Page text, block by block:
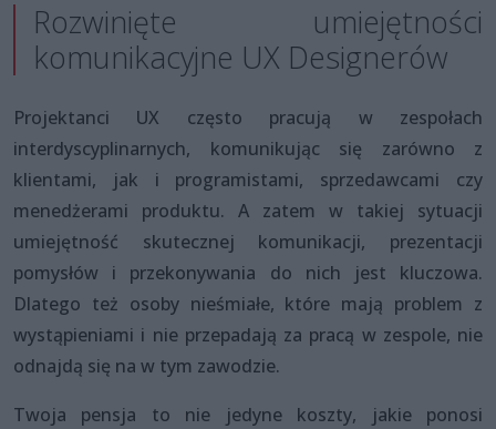
Rozwinięte umiejętności
komunikacyjne UX Designerów
Projektanci UX często pracują w zespołach
interdyscyplinarnych, komunikując się zarówno z
klientami, jak i programistami, sprzedawcami czy
menedżerami produktu. A zatem w takiej sytuacji
umiejętność skutecznej komunikacji, prezentacji
pomysłów i przekonywania do nich jest kluczowa.
Dlatego też osoby nieśmiałe, które mają problem z
wystąpieniami i nie przepadają za pracą w zespole, nie
odnajdą się na w tym zawodzie.
Twoja pensja to nie jedyne koszty, jakie ponosi